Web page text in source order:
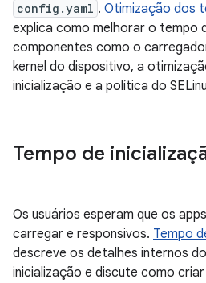
config.yaml . Otimização dos
explica como melhorar o tempo
componentes como o
kernel do dispositivo, a
inicialização e a política do
Tempo de
Os usuários esperam que os
carregar e responsivos. Tempo
descreve os detalhes internos
inicialização e discute como